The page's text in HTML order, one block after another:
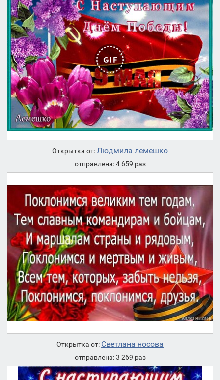
Открытка от:Людмила лемешко
отправлена: 4 659 раз
Открытка от: Светлана носова
отправлена: 3 269 раз